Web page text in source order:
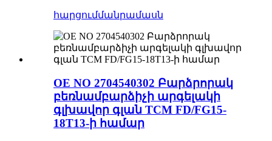
հարցումմանրամասն
OE NO 2704540302 Բարձրորակ
բեռնամբարձիչի արգելակի
գլխավոր գլան TCM FD/FG15-
18T13-ի համար